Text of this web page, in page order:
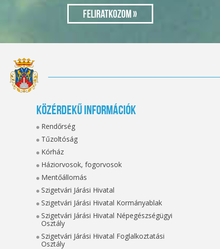
Közérdekű információk
Rendőrség
Tűzoltóság
Kórház
Háziorvosok, fogorvosok
Mentőállomás
Szigetvári Járási Hivatal
Szigetvári Járási Hivatal Kormányablak
Szigetvári Járási Hivatal Népegészségügyi
Osztály
Szigetvári Járási Hivatal Foglalkoztatási
Osztály